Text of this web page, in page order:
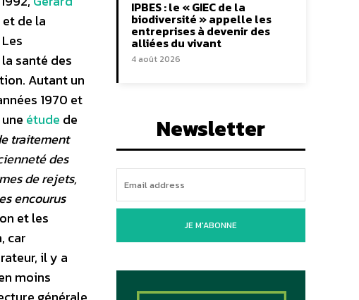
de la
santé des
Autant un
1970 et
étude de
traitement
des
de rejets,
encourus
et les
car
il y a
moins
IPBES : le « GIEC de la
biodiversité » appelle les
entreprises à devenir des
alliées du vivant
4 août 2026
Newsletter
JE M'ABONNE